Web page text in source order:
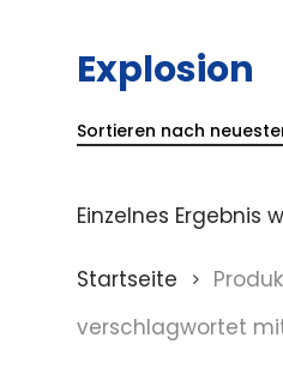
Explosion
Sortieren nach
Einzelnes Ergebnis
Startseite
verschlagwortet mit